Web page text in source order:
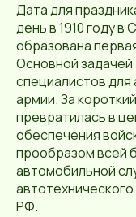
Дата для
день в 1910 году
образована
Основной задачей
специалистов для
армии. За
превратилась в
обеспечения
прообразом всей
автомобильной
РФ.